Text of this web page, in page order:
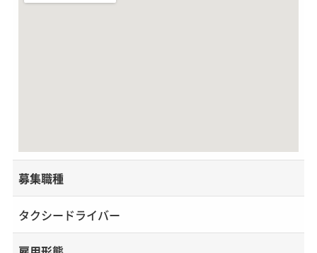
募集職種
タクシードライバー